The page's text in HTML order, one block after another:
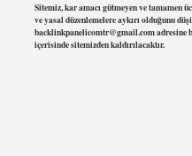
Sitemiz, kar amacı gütmeyen ve tamamen
ve yasal düzenlemelere aykırı olduğunu
backlinkpanelicomtr@gmail.comadresine
içerisinde sitemizden kaldırılacaktır.